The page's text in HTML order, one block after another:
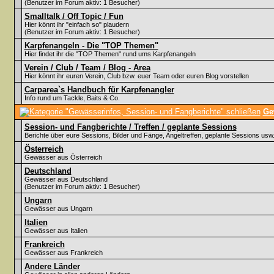
(Benutzer im Forum aktiv: 1 Besucher)
Smalltalk / Off Topic / Fun
Hier könnt ihr "einfach so" plaudern
(Benutzer im Forum aktiv: 1 Besucher)
Karpfenangeln - Die "TOP Themen"
Hier findet ihr die "TOP Themen" rund ums Karpfenangeln
Verein / Club / Team / Blog - Area
Hier könnt ihr euren Verein, Club bzw. euer Team oder euren Blog vorstellen
Carparea`s Handbuch für Karpfenangler
Info rund um Tackle, Baits & Co.
Session- und Fangberichte / Treffen / geplante Sessions
Berichte über eure Sessions, Bilder und Fänge, Angeltreffen, geplante Sessions usw.
Österreich
Gewässer aus Österreich
Deutschland
Gewässer aus Deutschland
(Benutzer im Forum aktiv: 1 Besucher)
Ungarn
Gewässer aus Ungarn
Italien
Gewässer aus Italien
Frankreich
Gewässer aus Frankreich
Andere Länder